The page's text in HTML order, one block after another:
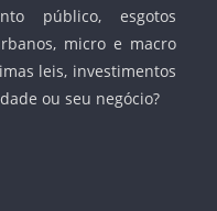
público, esgotos
micro e macro
leis, investimentos
ou seu negócio?